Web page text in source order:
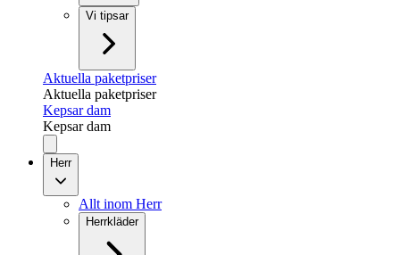
Vi tipsar
Aktuella paketpriser
Aktuella paketpriser
Kepsar dam
Kepsar dam
Herr
Allt inom Herr
Herrkläder